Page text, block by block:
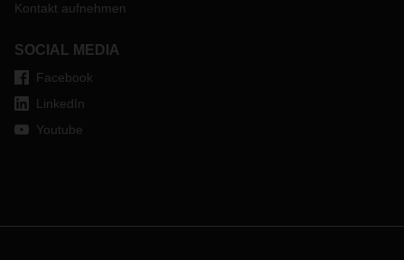
Kontakt aufnehmen
SOCIAL MEDIA
Facebook
LinkedIn
Youtube